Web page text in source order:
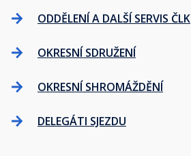
ODDĚLENÍ A DALŠÍ SERVIS ČLK
OKRESNÍ SDRUŽENÍ
OKRESNÍ SHROMÁŽDĚNÍ
DELEGÁTI SJEZDU